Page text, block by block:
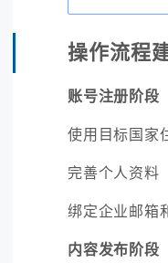
操作流程
账号注册阶段
使用目标国家
完善个人资料
绑定企业邮箱
内容发布阶段